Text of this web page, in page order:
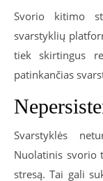
Svorio kitimo
svarstyklių
tiek skirtingus
patinkančias
Svarstyklės
Nuolatinis svorio
stresą. Tai gali